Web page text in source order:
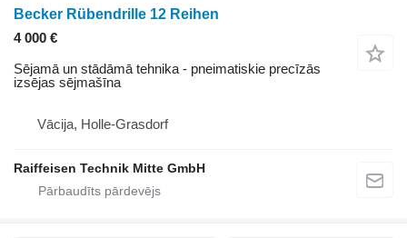
Becker Rübendrille 12 Reihen
4 000 €
Sējamā un stādāmā tehnika - pneimatiskie precīzās
izsējas sējmašīna
Vācija, Holle-Grasdorf
Raiffeisen Technik Mitte GmbH